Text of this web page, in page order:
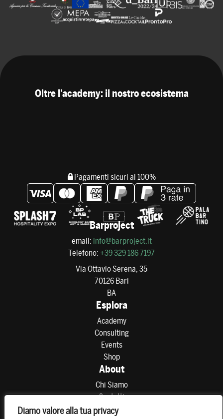
Diamo valore alla tua privacy
Oltre l’academy: il nostro ecosistema
Pagamenti sicuri al 100%
Barproject
email: info@barproject.it
Telefono: +39 329 186 7197
Via Ottavio Serena, 35
70126 Bari
BA
Esplora
Academy
Consulting
Events
Shop
About
Chi Siamo
Contatti
Partner